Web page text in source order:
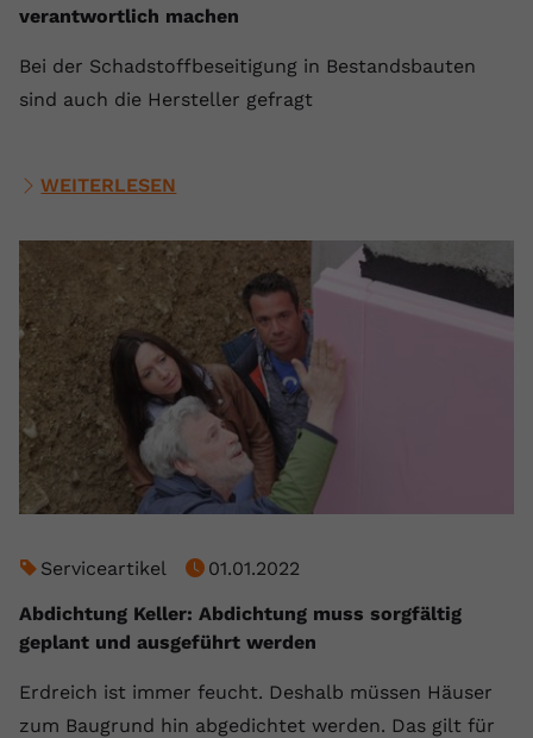
verantwortlich machen
Bei der Schadstoffbeseitigung in Bestandsbauten
sind auch die Hersteller gefragt
WEITERLESEN
Serviceartikel
01.01.2022
Abdichtung Keller: Abdichtung muss sorgfältig
geplant und ausgeführt werden
Erdreich ist immer feucht. Deshalb müssen Häuser
zum Baugrund hin abgedichtet werden. Das gilt für